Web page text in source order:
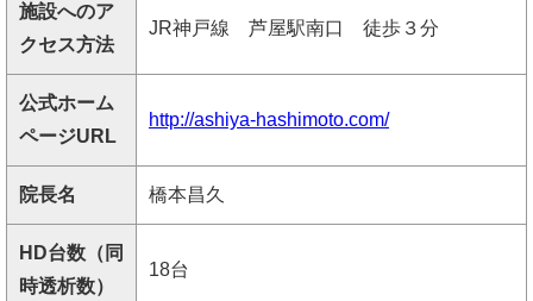
施設へのア
クセス方法
JR神戸線 芦屋駅南口 徒歩３分
公式ホーム
ページURL
http://ashiya-hashimoto.com/
院長名 橋本昌久
HD台数（同
時透析数）
18台